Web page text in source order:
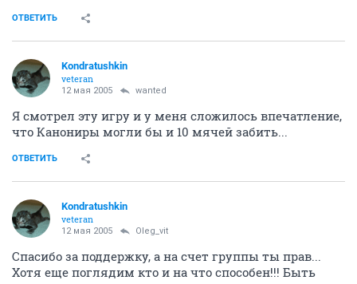
ОТВЕТИТЬ
Kondratushkin
veteran
12 мая 2005 wanted
Я смотрел эту игру и у меня сложилось впечатление,
что Канониры могли бы и 10 мячей забить...
ОТВЕТИТЬ
Kondratushkin
veteran
12 мая 2005 Oleg_vit
Спасибо за поддержку, а на счет группы ты прав...
Хотя еще поглядим кто и на что способен!!! Быть